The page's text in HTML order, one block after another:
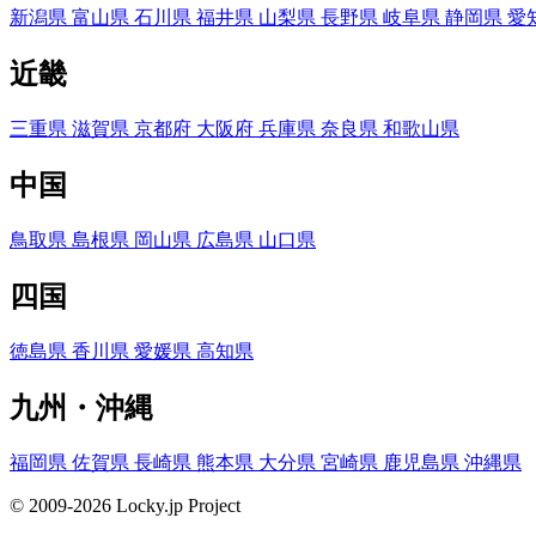
新潟県 富山県 石川県 福井県 山梨県 長野県 岐阜県 静岡県 愛
近畿
三重県 滋賀県 京都府 大阪府 兵庫県 奈良県 和歌山県
中国
鳥取県 島根県 岡山県 広島県 山口県
四国
徳島県 香川県 愛媛県 高知県
九州・沖縄
福岡県 佐賀県 長崎県 熊本県 大分県 宮崎県 鹿児島県 沖縄県
© 2009-2026 Locky.jp Project